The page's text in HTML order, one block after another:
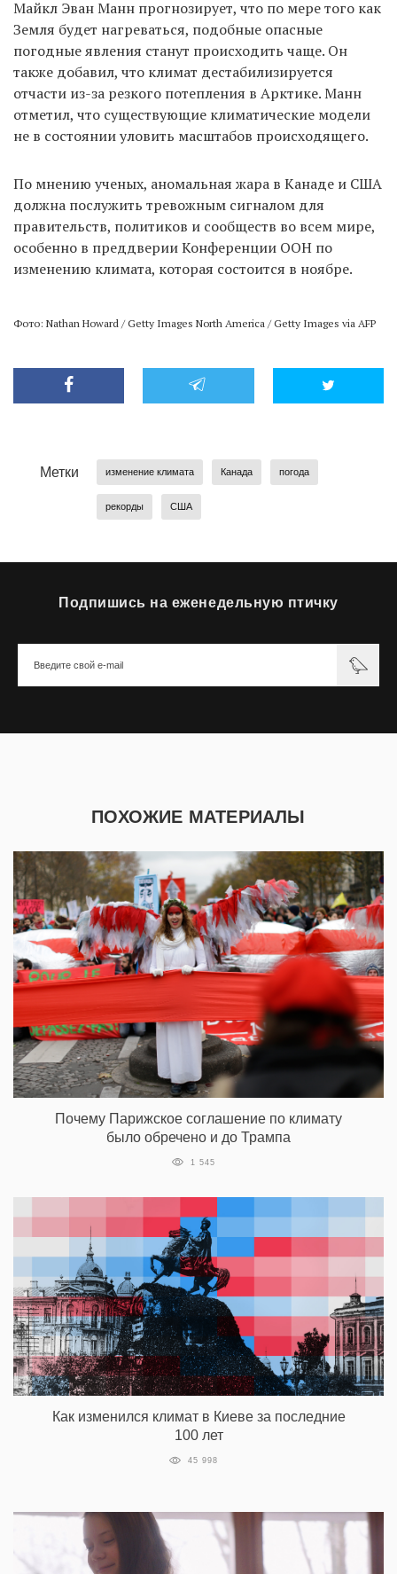
Майкл Эван Манн прогнозирует, что по мере того как
Земля будет нагреваться, подобные опасные
погодные явления станут происходить чаще. Он
также добавил, что климат дестабилизируется
отчасти из-за резкого потепления в Арктике. Манн
отметил, что существующие климатические модели
не в состоянии уловить масштабов происходящего.
По мнению ученых, аномальная жара в Канаде и США
должна послужить тревожным сигналом для
правительств, политиков и сообществ во всем мире,
особенно в преддверии Конференции ООН по
изменению климата, которая состоится в ноябре.
Фото: Nathan Howard / Getty Images North America / Getty Images via AFP
Метки изменение климата Канада погода
рекорды США
Подпишись на еженедельную птичку
ПОХОЖИЕ МАТЕРИАЛЫ
Почему Парижское соглашение по климату
было обречено и до Трампа
1 545
Как изменился климат в Киеве за последние
100 лет
45 998